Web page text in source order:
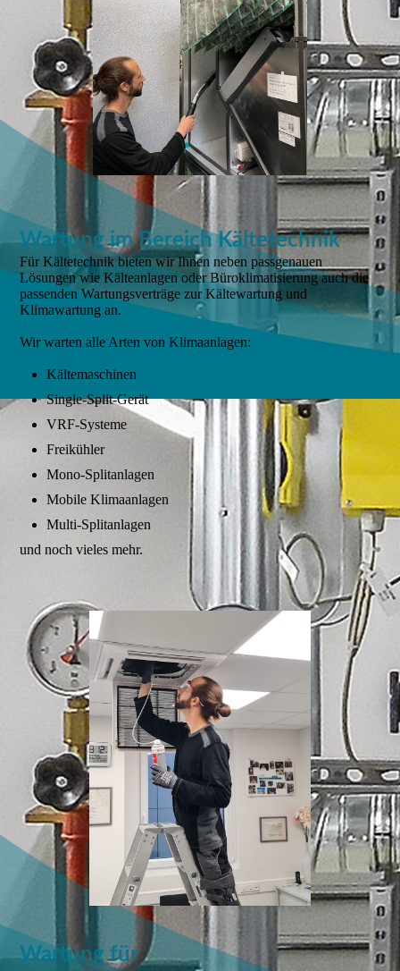
Wartung im Bereich Kältetechnik
Für Kältetechnik bieten wir Ihnen neben passgenauen
Lösungen wie Kälteanlagen oder Büroklimatisierung auch die
passenden Wartungsverträge zur Kältewartung und
Klimawartung an.
Wir warten alle Arten von Klimaanlagen:
Kältemaschinen
Single-Split-Gerät
VRF-Systeme
Freikühler
Mono-Splitanlagen
Mobile Klimaanlagen
Multi-Splitanlagen
und noch vieles mehr.
Wartung für